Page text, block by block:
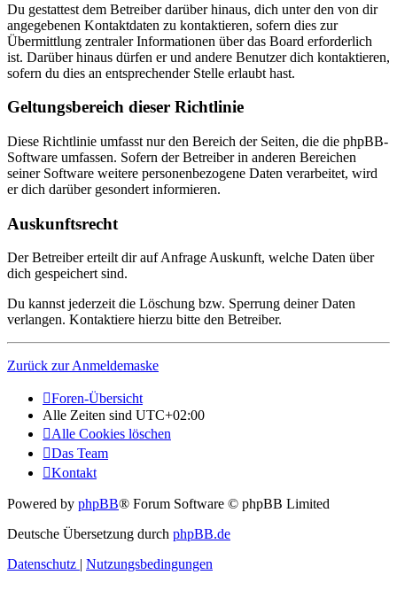
Du gestattest dem Betreiber darüber hinaus, dich unter den von dir
angegebenen Kontaktdaten zu kontaktieren, sofern dies zur
Übermittlung zentraler Informationen über das Board erforderlich
ist. Darüber hinaus dürfen er und andere Benutzer dich kontaktieren,
sofern du dies an entsprechender Stelle erlaubt hast.
Geltungsbereich dieser Richtlinie
Diese Richtlinie umfasst nur den Bereich der Seiten, die die phpBB-
Software umfassen. Sofern der Betreiber in anderen Bereichen
seiner Software weitere personenbezogene Daten verarbeitet, wird
er dich darüber gesondert informieren.
Auskunftsrecht
Der Betreiber erteilt dir auf Anfrage Auskunft, welche Daten über
dich gespeichert sind.
Du kannst jederzeit die Löschung bzw. Sperrung deiner Daten
verlangen. Kontaktiere hierzu bitte den Betreiber.
Zurück zur Anmeldemaske
Foren-Übersicht
Alle Zeiten sind UTC+02:00
Alle Cookies löschen
Das Team
Kontakt
Powered by phpBB® Forum Software © phpBB Limited
Deutsche Übersetzung durch phpBB.de
Datenschutz | Nutzungsbedingungen